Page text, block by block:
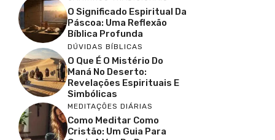
O Significado Espiritual Da
Páscoa: Uma Reflexão
Bíblica Profunda
DÚVIDAS BÍBLICAS
O Que É O Mistério Do
Maná No Deserto:
Revelações Espirituais E
Simbólicas
MEDITAÇÕES DIÁRIAS
Como Meditar Como
Cristão: Um Guia Para